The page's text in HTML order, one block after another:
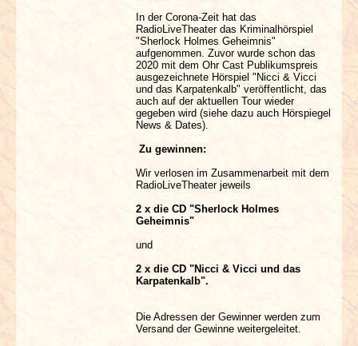
In der Corona-Zeit hat das
RadioLiveTheater das Kriminalhörspiel
"Sherlock Holmes Geheimnis"
aufgenommen. Zuvor wurde schon das
2020 mit dem Ohr Cast Publikumspreis
ausgezeichnete Hörspiel "Nicci & Vicci
und das Karpatenkalb" veröffentlicht, das
auch auf der aktuellen Tour wieder
gegeben wird (siehe dazu auch Hörspiegel
News & Dates).
Zu gewinnen:
Wir verlosen im Zusammenarbeit mit dem
RadioLiveTheater jeweils
2 x die CD "Sherlock Holmes
Geheimnis"
und
2 x die CD "Nicci & Vicci und das
Karpatenkalb".
Die Adressen der Gewinner werden zum
Versand der Gewinne weitergeleitet.